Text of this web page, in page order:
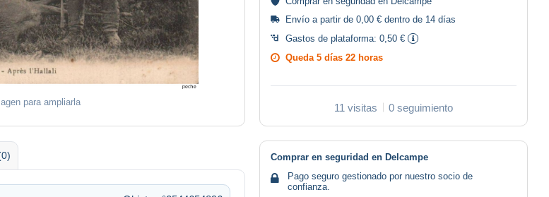
para ampliarla
Envío a partir de 0,00 € dentro de 14 días
Gastos de plataforma: 0,50 €
Queda 5 días 22 horas
11 visitas 0 seguimiento
Comprar en seguridad en Delcampe
Pago seguro gestionado por nuestro socio de
confianza.